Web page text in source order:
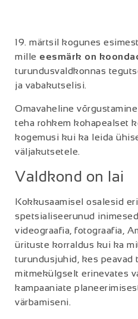
19. märtsil kogunes
mille eesmärk on
turundusvaldkonnas
ja vabakutselisi.
Omavaheline
teha rohkem kohapealset
kogemusi kui ka leida
väljakutsetele.
Valdkond on lai
Kokkusaamisel osalesid
spetsialiseerunud
videograafia, fotograafia,
ürituste korraldus kui ka
turundusjuhid, kes peavad
mitmekülgselt erinevates
kampaaniate
värbamiseni.